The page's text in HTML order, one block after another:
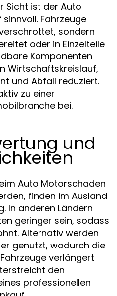
Sicht ist der Auto
Fahrzeuge
sondern
oder in Einzelteile
Komponenten
Wirtschaftskreislauf,
und Abfall reduziert.
zu einer
bei.
und
Auto Motorschaden
finden im Ausland
In anderen Ländern
geringer sein, sodass
Alternativ werden
genutzt, wodurch die
verlängert
den
professionellen